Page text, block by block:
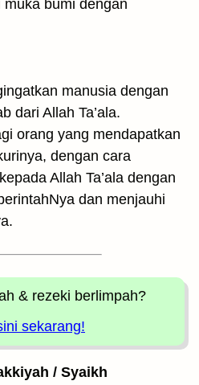
bumi dengan
manusia dengan
dari Allah Ta’ala.
orang yang mendapatkan
dengan cara
Allah Ta’ala dengan
dan menjauhi
& rezeki berlimpah?
sekarang!
/ Syaikh